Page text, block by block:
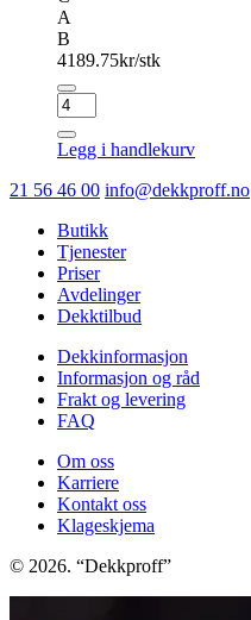
A
B
4189.75kr/stk
MICHELIN
PILOT
SPORT
antall
Legg i handlekurv
21 56 46 00 info@dekkproff.no
Butikk
Tjenester
Priser
Avdelinger
Dekktilbud
Dekkinformasjon
Informasjon og råd
Frakt og levering
FAQ
Om oss
Karriere
Kontakt oss
Klageskjema
© 2026. “Dekkproff”